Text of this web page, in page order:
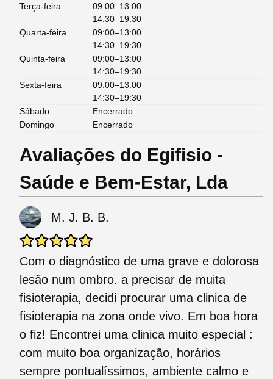
Terça-feira
09:00–13:00
14:30–19:30
Quarta-feira
09:00–13:00
14:30–19:30
Quinta-feira
09:00–13:00
14:30–19:30
Sexta-feira
09:00–13:00
14:30–19:30
Sábado
Encerrado
Domingo
Encerrado
Avaliações do Egifisio -
Saúde e Bem-Estar, Lda
M. J. B. B.
Com o diagnóstico de uma grave e dolorosa
lesão num ombro. a precisar de muita
fisioterapia, decidi procurar uma clinica de
fisioterapia na zona onde vivo. Em boa hora
o fiz! Encontrei uma clinica muito especial :
com muito boa organização, horários
sempre pontualíssimos, ambiente calmo e